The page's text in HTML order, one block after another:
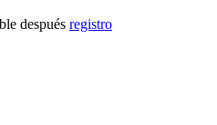
después registro